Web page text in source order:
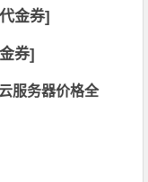
金券]
券]
服务器价格全